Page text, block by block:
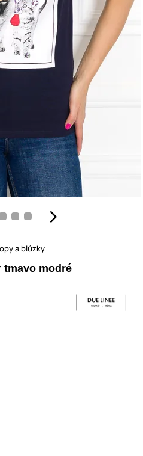
a blúzky
tmavo modré